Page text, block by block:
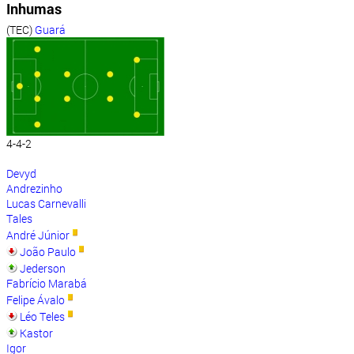
Inhumas
(TEC) Guará
4-4-2
Devyd
Andrezinho
Lucas Carnevalli
Tales
André Júnior
João Paulo
Jederson
Fabrício Marabá
Felipe Ávalo
Léo Teles
Kastor
Igor